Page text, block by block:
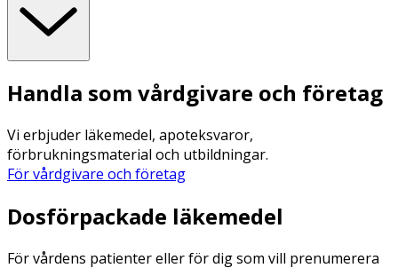
Handla som vårdgivare och företag
Vi erbjuder läkemedel, apoteksvaror,
förbrukningsmaterial och utbildningar.
För vårdgivare och företag
Dosförpackade läkemedel
För vårdens patienter eller för dig som vill prenumerera